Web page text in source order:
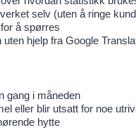
selv (uten å ringe
å spørres
hjelp fra Google
gang i måneden
eller blir utsatt for noe
hytte